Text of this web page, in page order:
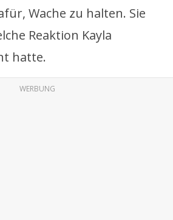
Wache zu halten. Sie
Reaktion Kayla
hatte.
WERBUNG